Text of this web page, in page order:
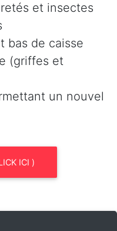
et insectes
bas de caisse
(griffes et
un nouvel
ICI )